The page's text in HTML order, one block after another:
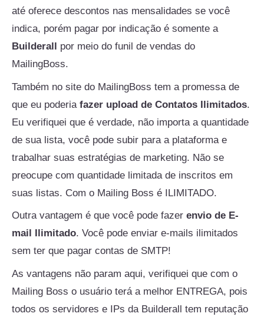
até oferece descontos nas mensalidades se você
indica, porém pagar por indicação é somente a
Builderall por meio do funil de vendas do
MailingBoss.
Também no site do MailingBoss tem a promessa de
que eu poderia fazer upload de Contatos Ilimitados.
Eu verifiquei que é verdade, não importa a quantidade
de sua lista, você pode subir para a plataforma e
trabalhar suas estratégias de marketing. Não se
preocupe com quantidade limitada de inscritos em
suas listas. Com o Mailing Boss é ILIMITADO.
Outra vantagem é que você pode fazer envio de E-
mail Ilimitado. Você pode enviar e-mails ilimitados
sem ter que pagar contas de SMTP!
As vantagens não param aqui, verifiquei que com o
Mailing Boss o usuário terá a melhor ENTREGA, pois
todos os servidores e IPs da Builderall tem reputação